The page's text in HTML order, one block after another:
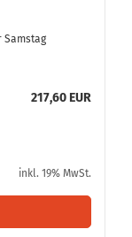
Samstag
217,60 EUR
inkl. 19% MwSt.